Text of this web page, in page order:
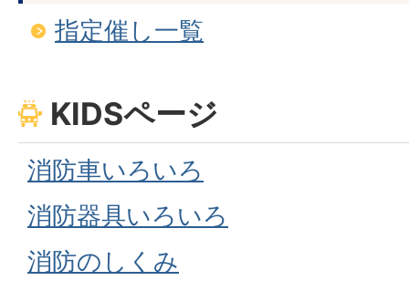
指定催し一覧
KIDSページ
消防車いろいろ
消防器具いろいろ
消防のしくみ